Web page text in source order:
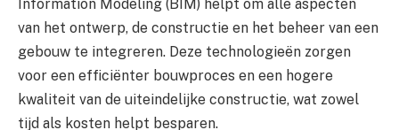
Information Modeling (BIM) helpt om alle aspecten
van het ontwerp, de constructie en het beheer van een
gebouw te integreren. Deze technologieën zorgen
voor een efficiënter bouwproces en een hogere
kwaliteit van de uiteindelijke constructie, wat zowel
tijd als kosten helpt besparen.